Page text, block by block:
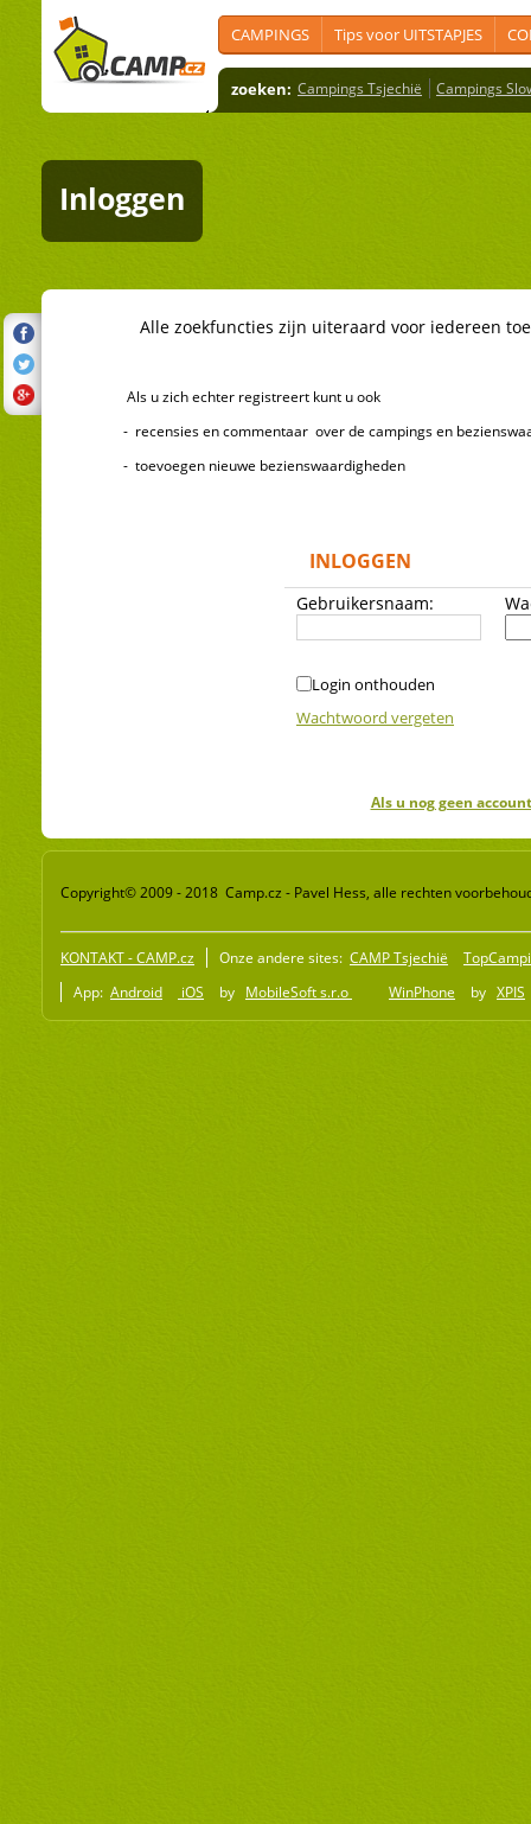
CAMPINGS Tips voor UITSTAPJES
zoeken: Campings Tsjechië Campings
Inloggen
Alle zoekfuncties zijn uiteraard voor iedereen
Als u zich echter registreert kunt u ook
- recensies en commentaar over de campings en
- toevoegen nieuwe bezienswaardigheden
INLOGGEN
Gebruikersnaam:
Login onthouden
Wachtwoord vergeten
Als u nog geen
Copyright© 2009 - 2018 Camp.cz - Pavel Hess, alle rechten
KONTAKT - CAMP.cz Onze andere sites: CAMP Tsjechië
App: Android iOS by MobileSoft s.r.o WinPhone by XPIS